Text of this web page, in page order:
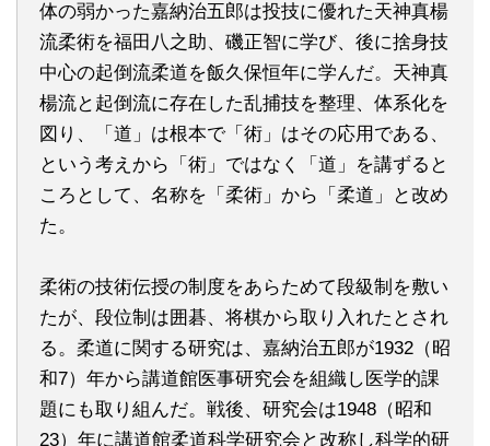
体の弱かった嘉納治五郎は投技に優れた天神真楊
流柔術を福田八之助、磯正智に学び、後に捨身技
中心の起倒流柔道を飯久保恒年に学んだ。天神真
楊流と起倒流に存在した乱捕技を整理、体系化を
図り、「道」は根本で「術」はその応用である、
という考えから「術」ではなく「道」を講ずると
ころとして、名称を「柔術」から「柔道」と改め
た。
柔術の技術伝授の制度をあらためて段級制を敷い
たが、段位制は囲碁、将棋から取り入れたとされ
る。柔道に関する研究は、嘉納治五郎が1932（昭
和7）年から講道館医事研究会を組織し医学的課
題にも取り組んだ。戦後、研究会は1948（昭和
23）年に講道館柔道科学研究会と改称し科学的研